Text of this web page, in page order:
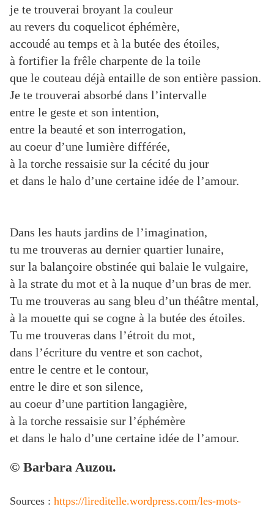
je te trouverai broyant la couleur
au revers du coquelicot éphémère,
accoudé au temps et à la butée des étoiles,
à fortifier la frêle charpente de la toile
que le couteau déjà entaille de son entière passion.
Je te trouverai absorbé dans l’intervalle
entre le geste et son intention,
entre la beauté et son interrogation,
au coeur d’une lumière différée,
à la torche ressaisie sur la cécité du jour
et dans le halo d’une certaine idée de l’amour.
Dans les hauts jardins de l’imagination,
tu me trouveras au dernier quartier lunaire,
sur la balançoire obstinée qui balaie le vulgaire,
à la strate du mot et à la nuque d’un bras de mer.
Tu me trouveras au sang bleu d’un théâtre mental,
à la mouette qui se cogne à la butée des étoiles.
Tu me trouveras dans l’étroit du mot,
dans l’écriture du ventre et son cachot,
entre le centre et le contour,
entre le dire et son silence,
au coeur d’une partition langagière,
à la torche ressaisie sur l’éphémère
et dans le halo d’une certaine idée de l’amour.
© Barbara Auzou.
Sources : https://lireditelle.wordpress.com/les-mots-